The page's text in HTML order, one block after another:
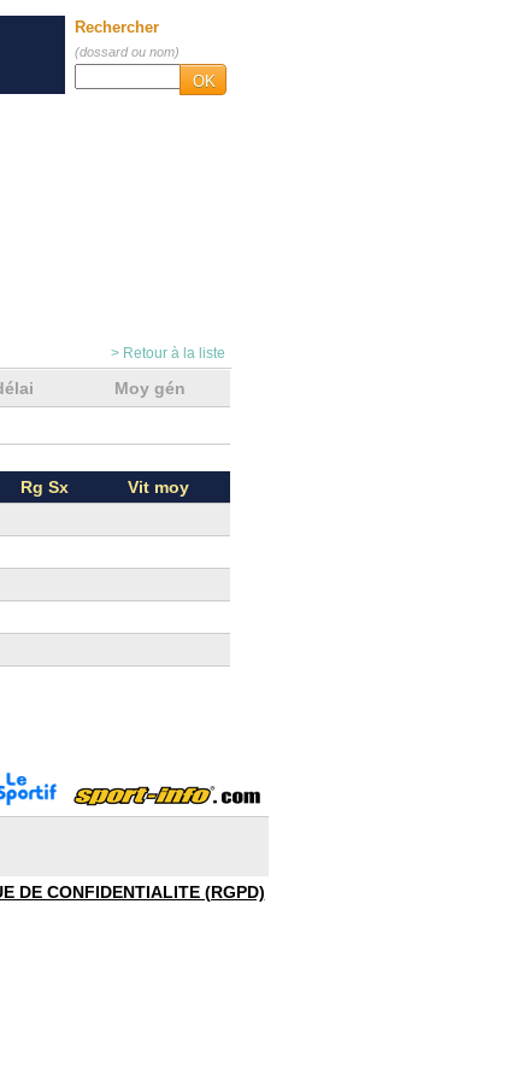
Rechercher
(dossard ou nom)
OK
> Retour à la liste
Moy gén
Rg Sx
Vit moy
DE CONFIDENTIALITE (RGPD)